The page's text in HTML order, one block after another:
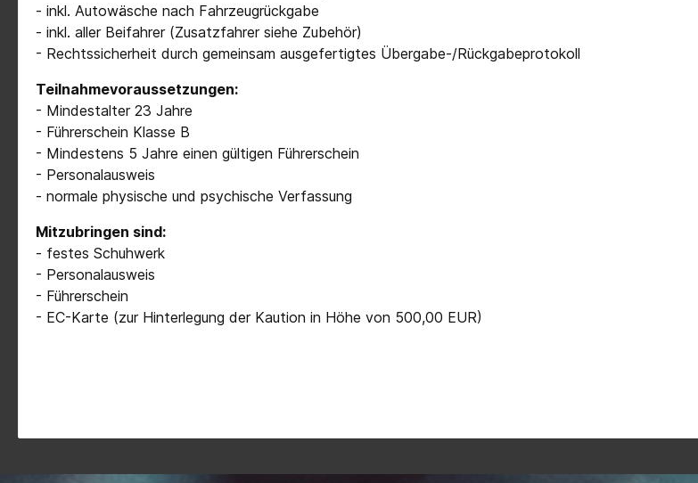
- inkl. Autowäsche nach Fahrzeugrückgabe
- inkl. aller Beifahrer (Zusatzfahrer siehe Zubehör)
- Rechtssicherheit durch gemeinsam ausgefertigtes Übergabe-/Rückgabeprotokoll
Teilnahmevoraussetzungen:
- Mindestalter 23 Jahre
- Führerschein Klasse B
- Mindestens 5 Jahre einen gültigen Führerschein
- Personalausweis
- normale physische und psychische Verfassung
Mitzubringen sind:
- festes Schuhwerk
- Personalausweis
- Führerschein
- EC-Karte (zur Hinterlegung der Kaution in Höhe von 500,00 EUR)